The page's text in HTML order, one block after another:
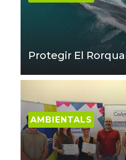
Protegir El
AMBIENTALS